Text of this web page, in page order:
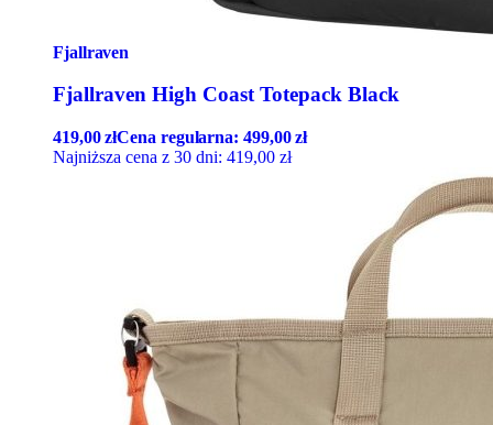
Fjallraven
Fjallraven High Coast Totepack Black
419,00złCena regularna:499,00zł
Najniższa cena z 30 dni: 419,00 zł